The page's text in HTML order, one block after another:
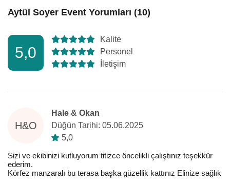
Aytül Soyer Event Yorumları (10)
5,0
Kalite
Personel
İletişim
H&O
Hale & Okan
Düğün Tarihi: 05.06.2025
5,0
Sizi ve ekibinizi kutluyorum titizce öncelikli çalıştınız teşekkür
ederim.
Körfez manzaralı bu terasa başka güzellik kattınız Elinize sağlık